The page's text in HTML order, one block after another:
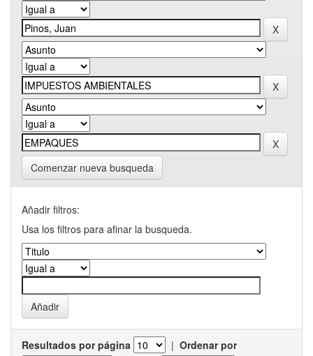
Comenzar nueva busqueda
Añadir filtros:
Usa los filtros para afinar la busqueda.
Resultados por página | Ordenar por